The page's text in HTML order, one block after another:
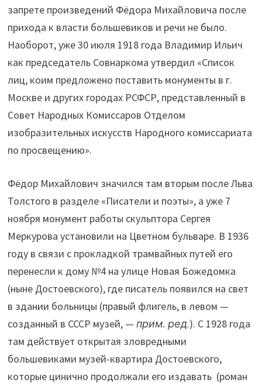
запрете произведений Фёдора Михайловича после
прихода к власти большевиков и речи не было.
Наоборот, уже 30 июля 1918 года Владимир Ильич
как председатель Совнаркома утвердил «Список
лиц, коим предложено поставить монументы в г.
Москве и других городах РСФСР, представленный в
Совет Народных Комиссаров Отделом
изобразительных искусств Народного комиссариата
по просвещению».
Фёдор Михайлович значился там вторым после Льва
Толстого в разделе «Писатели и поэты», а уже 7
ноября монумент работы скульптора Сергея
Меркурова установили на Цветном бульваре. В 1936
году в связи с прокладкой трамвайных путей его
перенесли к дому №4 на улице Новая Божедомка
(ныне Достоевского), где писатель появился на свет
в здании больницы (правый флигель, в левом —
созданный в СССР музей, — прим. ред.). С 1928 года
там действует открытая зловредными
большевиками музей-квартира Достоевского,
которые цинично продолжали его издавать (роман